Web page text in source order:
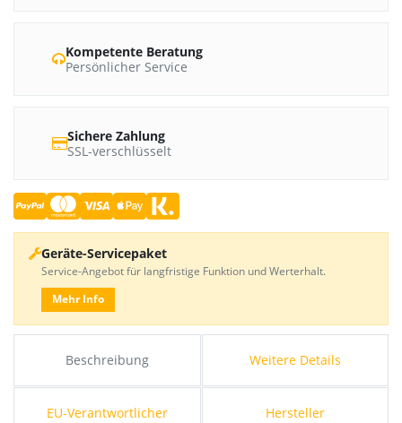
Beschreibung Weitere Details
EU-Verantwortlicher Hersteller
Kompetente Beratung
Persönlicher Service
Sichere Zahlung
SSL-verschlüsselt
Geräte-Servicepaket
Service-Angebot für langfristige Funktion und Werterhalt.
Mehr Info